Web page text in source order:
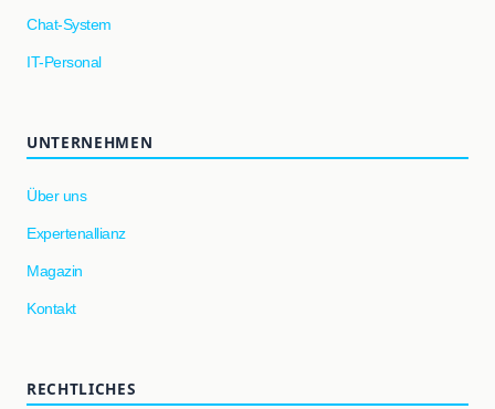
Chat-System
IT-Personal
UNTERNEHMEN
Über uns
Expertenallianz
Magazin
Kontakt
RECHTLICHES